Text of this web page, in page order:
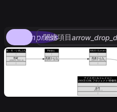
compress
関連項目